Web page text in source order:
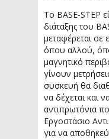
Το BASE-STEP
διάταξης του
μεταφέρεται σε
όπου αλλού,
μαγνητικό
γίνουν
συσκευή θα
να δέχεται και
αντιπρωτόνια
Εργοστάσιο
για να